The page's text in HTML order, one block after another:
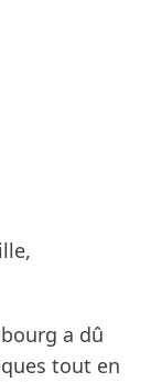
a dû
tout en